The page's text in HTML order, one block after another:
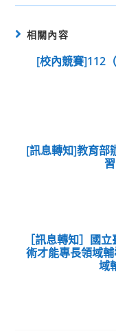
相關內容
[校內競賽]112
[訊息轉知]教育部
［訊息轉知］國
術才能專長領域
域